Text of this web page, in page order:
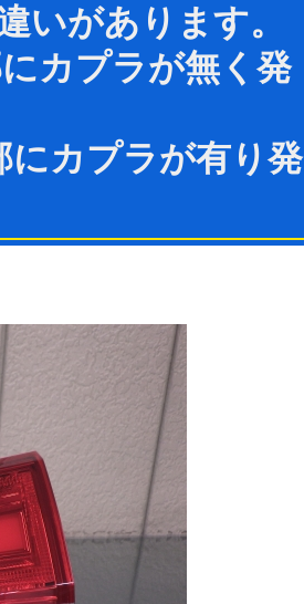
いがあります。
カプラが無く発
プラが有り発